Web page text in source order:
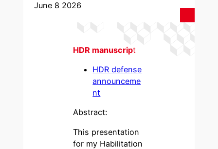
June 8 2026
HDR manuscript
HDR defense
announceme
nt
Abstract:
This presentation
for my Habilitation